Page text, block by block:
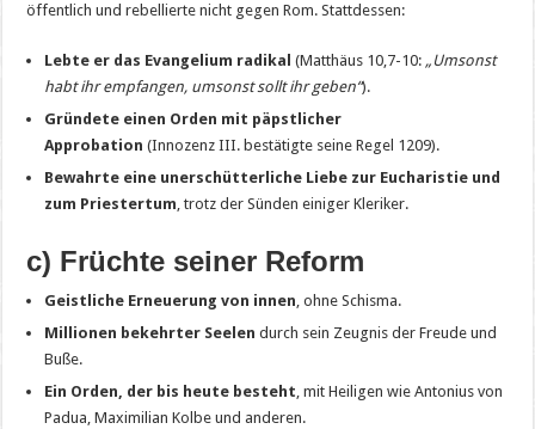
öffentlich und rebellierte nicht gegen Rom. Stattdessen:
Lebte er das Evangelium radikal (Matthäus 10,7-10: „Umsonst
habt ihr empfangen, umsonst sollt ihr geben“).
Gründete einen Orden mit päpstlicher
Approbation (Innozenz III. bestätigte seine Regel 1209).
Bewahrte eine unerschütterliche Liebe zur Eucharistie und
zum Priestertum, trotz der Sünden einiger Kleriker.
c) Früchte seiner Reform
Geistliche Erneuerung von innen, ohne Schisma.
Millionen bekehrter Seelen durch sein Zeugnis der Freude und
Buße.
Ein Orden, der bis heute besteht, mit Heiligen wie Antonius von
Padua, Maximilian Kolbe und anderen.